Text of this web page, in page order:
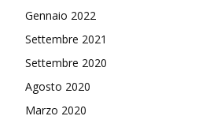
Gennaio 2022
Settembre 2021
Settembre 2020
Agosto 2020
Marzo 2020